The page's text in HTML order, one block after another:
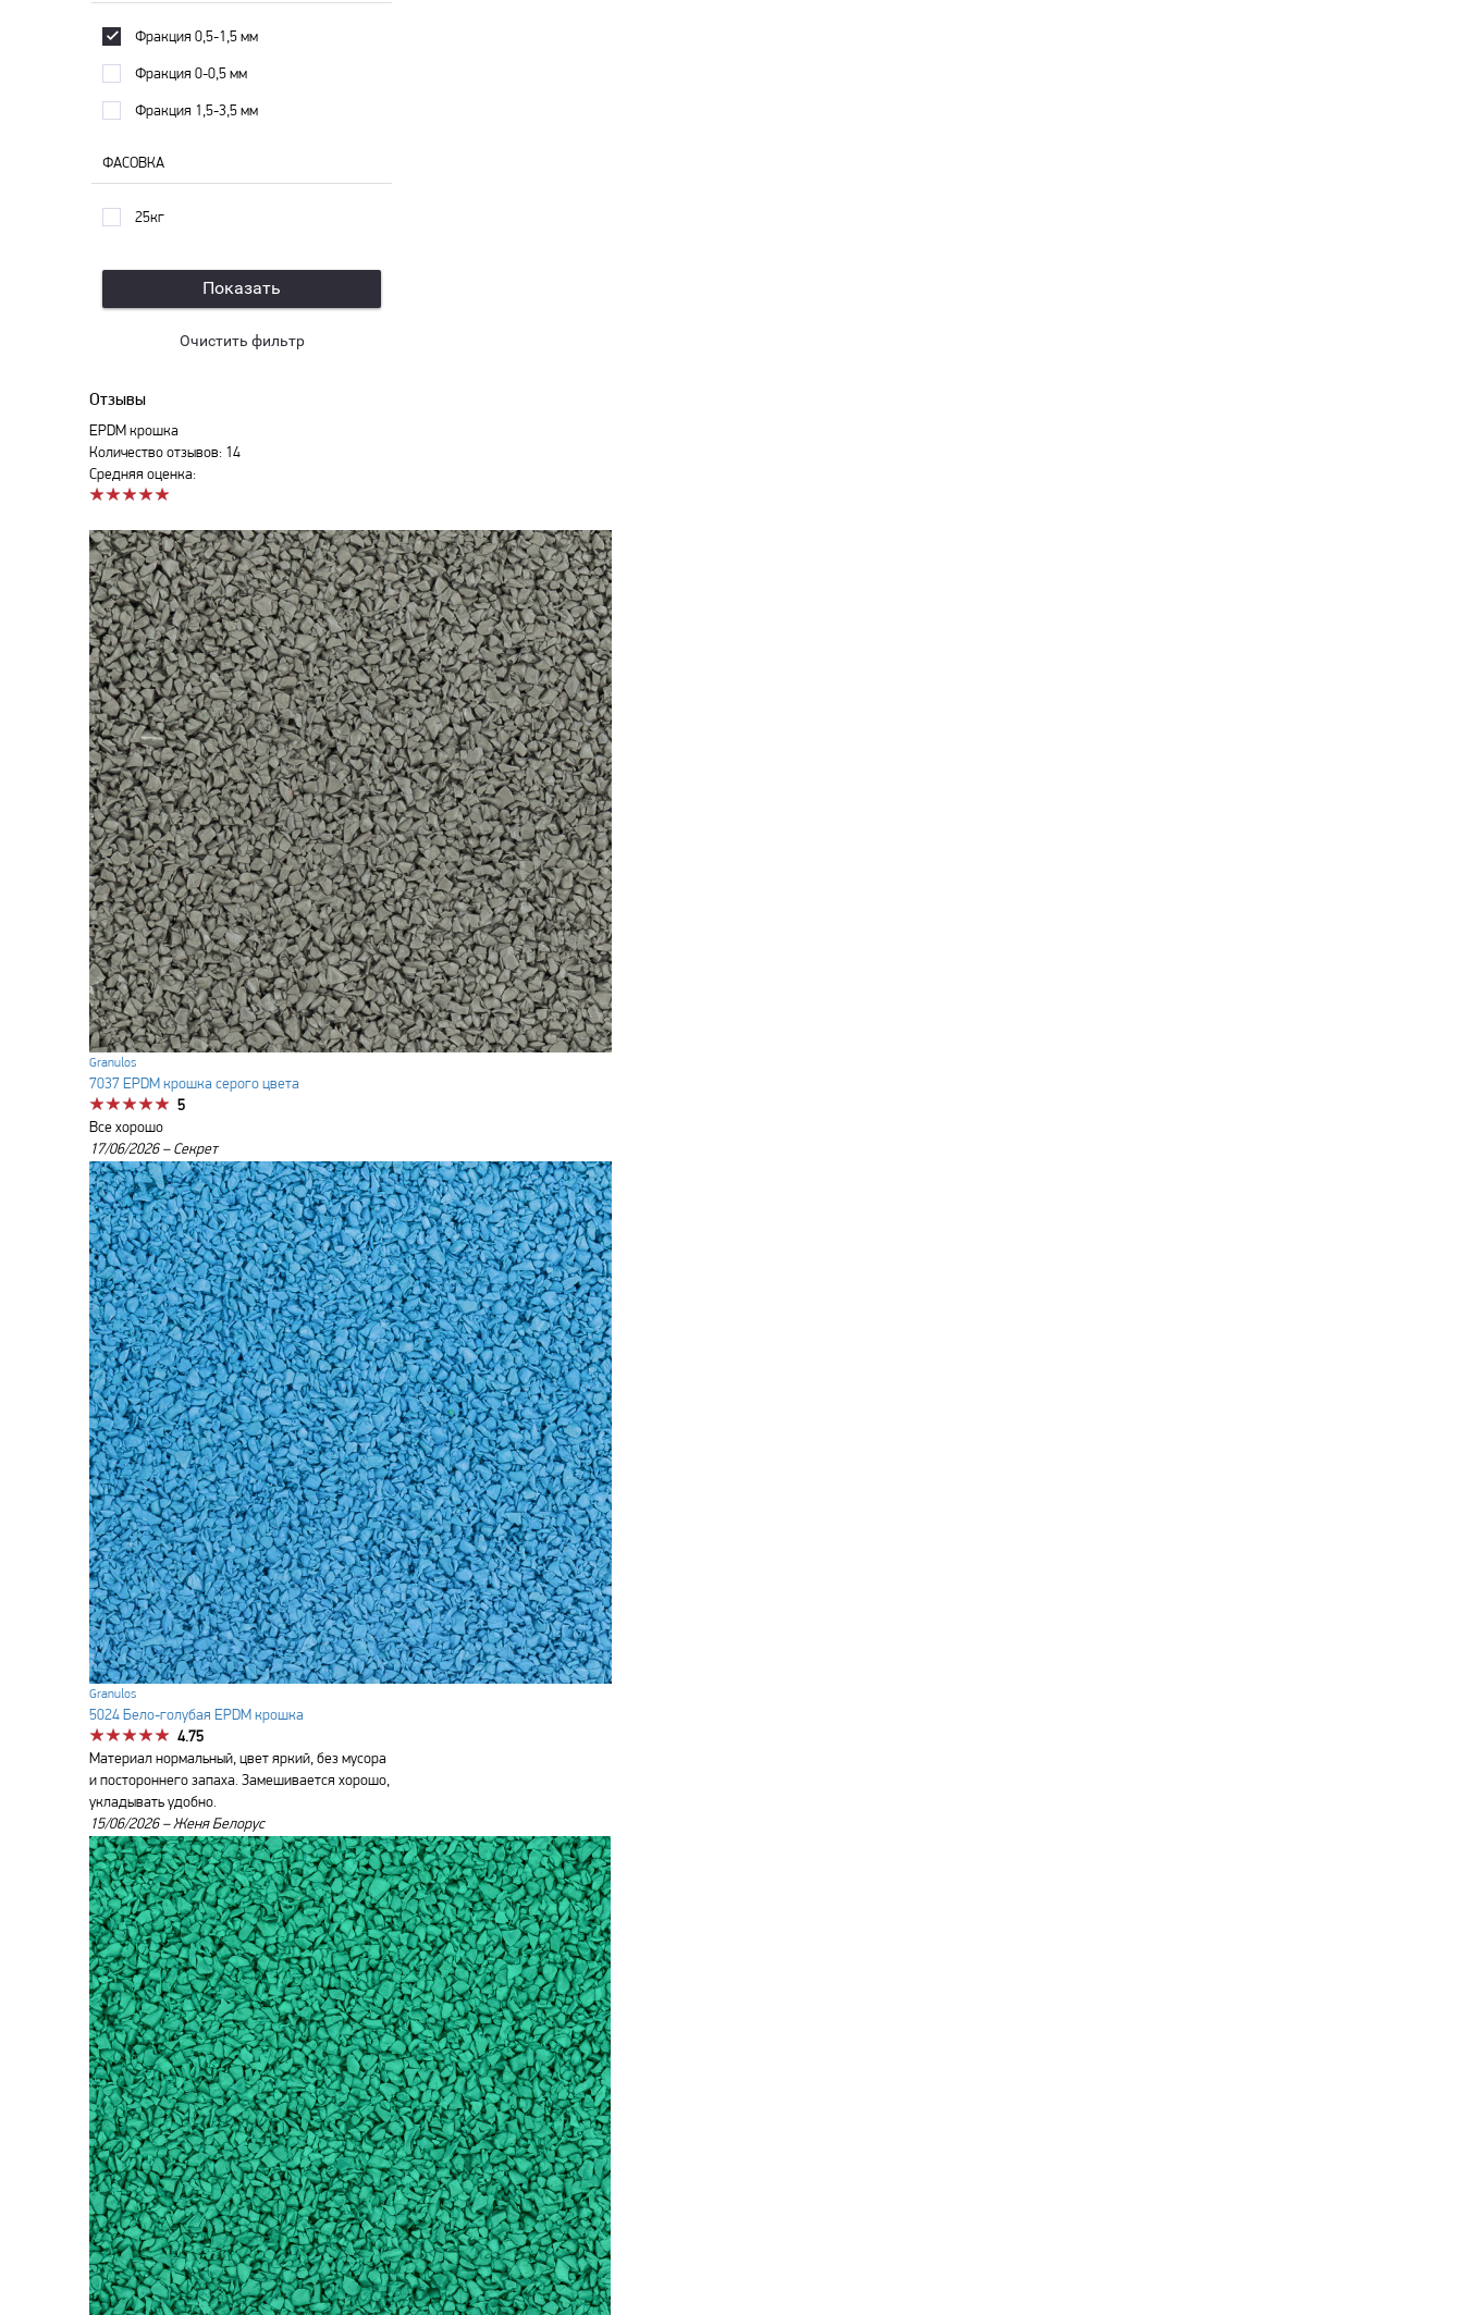
Фракция 0,5-1,5 мм
Фракция 0-0,5 мм
Фракция 1,5-3,5 мм
ФАСОВКА
25кг
Отзывы
EPDM крошка
Количество отзывов: 14
Средняя оценка:
Granulos
7037 EPDM крошка серого цвета
5
Все хорошо
17/06/2026 – Секрет
Granulos
5024 Бело-голубая EPDM крошка
4.75
Материал нормальный, цвет яркий, без мусора
и постороннего запаха. Замешивается хорошо,
укладывать удобно.
15/06/2026 –Женя Белорус